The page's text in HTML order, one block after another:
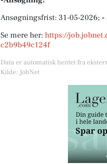
Ansøgningsfrist: 31-05-2026; -
Se mere her: https://
c2b9b49c124f
Data er automatisk hentet fra
Kilde: JobNet